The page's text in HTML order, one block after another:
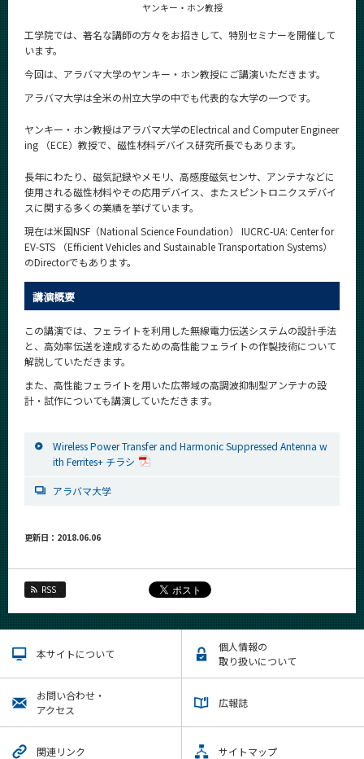
ヤンキー・ホン教授
工学院では、著名な講師の方々をお招きして、特別セミナーを開催して
います。
今回は、アラバマ大学のヤンキー・ホン教授にご講演いただきます。
アラバマ大学は全米の州立大学の中でも代表的な大学の一つです。
ヤンキー・ホン教授はアラバマ大学のElectrical and Computer Engineer
ing （ECE）教授で、磁性材料デバイス研究所長でもあります。
長年にわたり、磁気記録やメモリ、高感度磁気センサ、アンテナなどに
使用される磁性材料やその応用デバイス、またスピントロニクスデバイ
スに関する多くの業績を挙げています。
現在は米国NSF（National Science Foundation） IUCRC-UA: Center for
EV-STS （Efficient Vehicles and Sustainable Transportation Systems）
のDirectorでもあります。
講演概要
この講演では、フェライトを利用した無線電力伝送システムの設計手法
と、高効率伝送を達成するための高性能フェライトの作製技術について
解説していただきます。
また、高性能フェライトを用いた広帯域の高調波抑制型アンテナの設
計・試作についても講演していただきます。
Wireless Power Transfer and Harmonic Suppressed Antenna w
ith Ferrites+ チラシ
アラバマ大学
更新日：2018.06.06
RSS
本サイトについて
個人情報の
取り扱いについて
お問い合わせ・
アクセス
広報誌
関連リンク サイトマップ